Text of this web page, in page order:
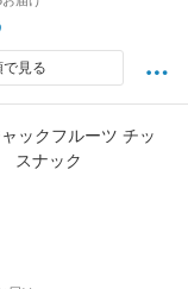
で見る
ックフルーツ チッ
スナック